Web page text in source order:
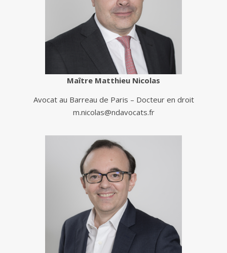
Maître Matthieu Nicolas
Avocat au Barreau de Paris – Docteur en droit
m.nicolas@ndavocats.fr